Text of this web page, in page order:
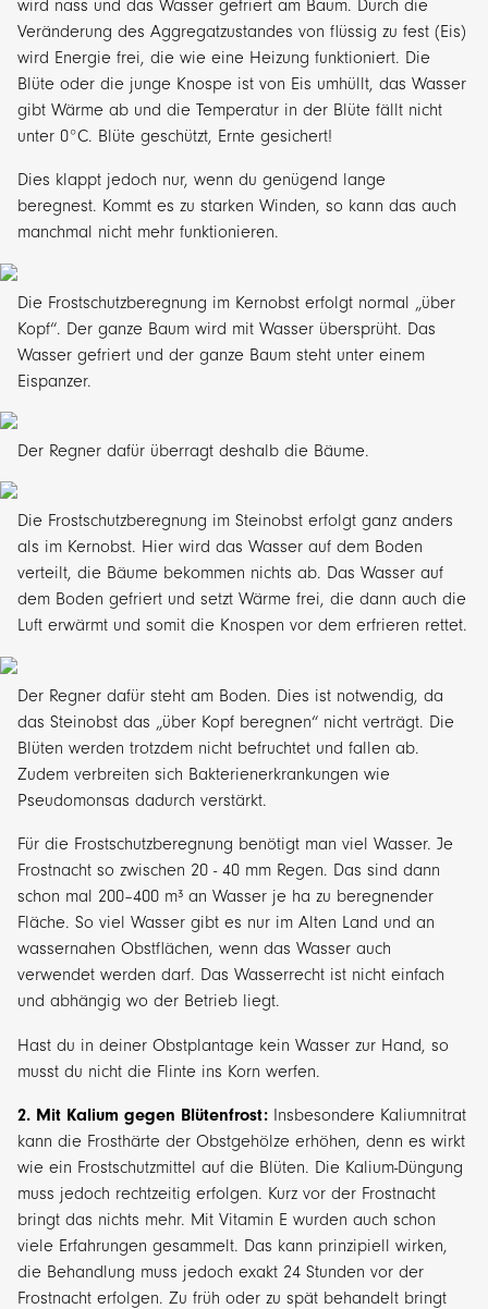
wird nass und das Wasser gefriert am Baum. Durch die
Veränderung des Aggregatzustandes von flüssig zu fest (Eis)
wird Energie frei, die wie eine Heizung funktioniert. Die
Blüte oder die junge Knospe ist von Eis umhüllt, das Wasser
gibt Wärme ab und die Temperatur in der Blüte fällt nicht
unter 0°C. Blüte geschützt, Ernte gesichert!
Dies klappt jedoch nur, wenn du genügend lange
beregnest. Kommt es zu starken Winden, so kann das auch
manchmal nicht mehr funktionieren.
Die Frostschutzberegnung im Kernobst erfolgt normal „über
Kopf“. Der ganze Baum wird mit Wasser übersprüht. Das
Wasser gefriert und der ganze Baum steht unter einem
Eispanzer.
Der Regner dafür überragt deshalb die Bäume.
Die Frostschutzberegnung im Steinobst erfolgt ganz anders
als im Kernobst. Hier wird das Wasser auf dem Boden
verteilt, die Bäume bekommen nichts ab. Das Wasser auf
dem Boden gefriert und setzt Wärme frei, die dann auch die
Luft erwärmt und somit die Knospen vor dem erfrieren rettet.
Der Regner dafür steht am Boden. Dies ist notwendig, da
das Steinobst das „über Kopf beregnen“ nicht verträgt. Die
Blüten werden trotzdem nicht befruchtet und fallen ab.
Zudem verbreiten sich Bakterienerkrankungen wie
Pseudomonsas dadurch verstärkt.
Für die Frostschutzberegnung benötigt man viel Wasser. Je
Frostnacht so zwischen 20 - 40 mm Regen. Das sind dann
schon mal 200–400 m³ an Wasser je ha zu beregnender
Fläche. So viel Wasser gibt es nur im Alten Land und an
wassernahen Obstflächen, wenn das Wasser auch
verwendet werden darf. Das Wasserrecht ist nicht einfach
und abhängig wo der Betrieb liegt.
Hast du in deiner Obstplantage kein Wasser zur Hand, so
musst du nicht die Flinte ins Korn werfen.
2. Mit Kalium gegen Blütenfrost: Insbesondere Kaliumnitrat
kann die Frosthärte der Obstgehölze erhöhen, denn es wirkt
wie ein Frostschutzmittel auf die Blüten. Die Kalium-Düngung
muss jedoch rechtzeitig erfolgen. Kurz vor der Frostnacht
bringt das nichts mehr. Mit Vitamin E wurden auch schon
viele Erfahrungen gesammelt. Das kann prinzipiell wirken,
die Behandlung muss jedoch exakt 24 Stunden vor der
Frostnacht erfolgen. Zu früh oder zu spät behandelt bringt